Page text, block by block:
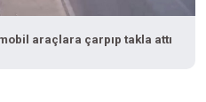
araçlara çarpıp takla attı